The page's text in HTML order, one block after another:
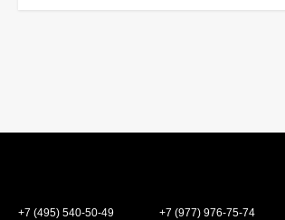
+7 (495) 540-50-49 +7 (977) 976-75-74